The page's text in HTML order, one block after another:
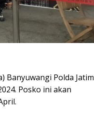
Banyuwangi Polda Jatim
Posko ini akan